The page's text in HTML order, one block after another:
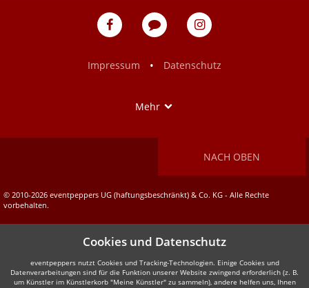
eventpeppers
Blog
eventpeppers
Impressum
• Datenschutz
Mehr
NACH OBEN
© 2010-2026 eventpeppers UG (haftungsbeschränkt) & Co. KG - Alle Rechte
vorbehalten.
Cookies und Datenschutz
eventpeppers nutzt Cookies und Tracking-Technologien. Einige Cookies und
Datenverarbeitungen sind für die Funktion unserer Website zwingend erforderlich (z. B.
um Künstler im Künstlerkorb "Meine Künstler" zu sammeln), andere helfen uns, Ihnen